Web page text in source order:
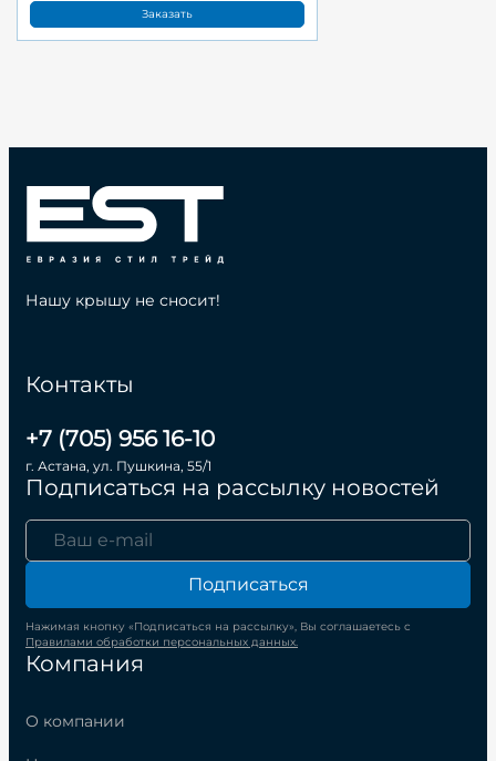
Заказать
Компания
О компании
Контакты
+7 (705) 956 16-10
г. Астана, ул. Пушкина, 55/1
Подписаться на рассылку новостей
Подписаться
Нажимая кнопку «Подписаться на рассылку», Вы соглашаетесь с
Правилами обработки персональных данных.
Нашу крышу не сносит!